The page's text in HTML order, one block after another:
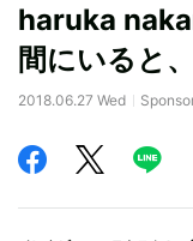
haruka
間にいると
2018.06.27 Wed